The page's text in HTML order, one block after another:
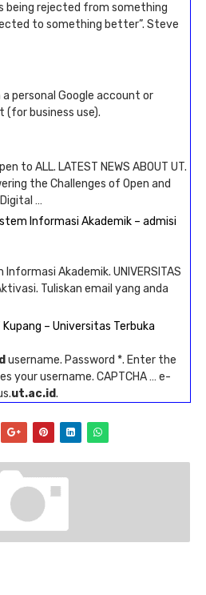
being rejected from something
to something better”. Steve
personal Google account or
(for business use).
to ALL. LATEST NEWS ABOUT UT.
the Challenges of Open and
…
Informasi Akademik – admisi
Akademik. UNIVERSITAS
Tuliskan email yang anda
– Universitas Terbuka
username. Password *. Enter the
your username. CAPTCHA … e-
ut.ac.id.